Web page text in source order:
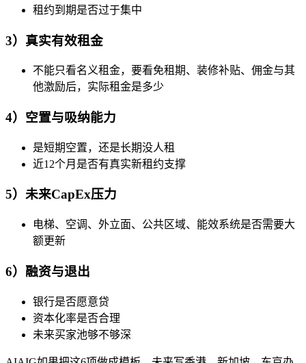
租约到期是否过于集中
3）真实有效租金
不能只看名义租金，要看免租期、装修补贴、佣金与其
他激励后，实际租金是多少
4）空置与吸纳能力
是短期空置，还是长期没人租
近12个月是否有真实新租约支撑
5）未来CapEx压力
电梯、空调、外立面、公共区域、能效系统是否需要大
额更新
6）融资与退出
银行是否愿意贷
资本化率是否合理
未来买家池够不够深